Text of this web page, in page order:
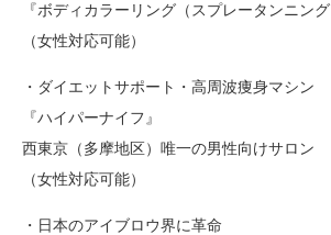
『ボディカラーリング（スプレータンニング
（女性対応可能）
・ダイエットサポート・高周波痩身マシン
『ハイパーナイフ』
西東京（多摩地区）唯一の男性向けサロン
（女性対応可能）
・日本のアイブロウ界に革命